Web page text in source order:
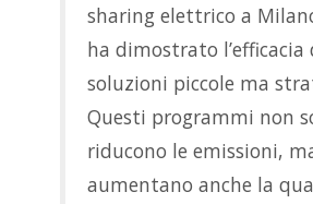
sharing elettrico a
ha dimostrato l’efficacia
soluzioni piccole ma
Questi programmi non
riducono le emissioni,
aumentano anche la